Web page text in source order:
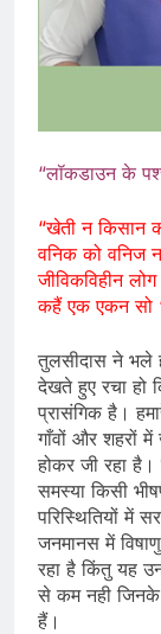
“लॉकडाउन के
“खेती न किसान
वनिक को वनिज
जीविकविहीन
कहैं एक एकन सो
तुलसीदास ने भले
देखते हुए रचा हो
प्रासंगिक है।
गाँवों और शहरों
होकर जी रहा
समस्या किसी
परिस्थितियों में
जनमानस में
रहा है किंतु यह
से कम नही जिनके
हैं।